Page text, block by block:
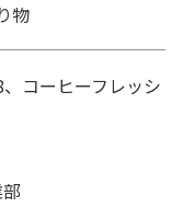
物
コーヒーフレッシ